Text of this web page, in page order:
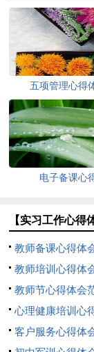
五项管理心得
电子备课心
【实习工作心得
教师备课心得体
教师培训心得体
教师节心得体会
心理健康培训心
客户服务心得体